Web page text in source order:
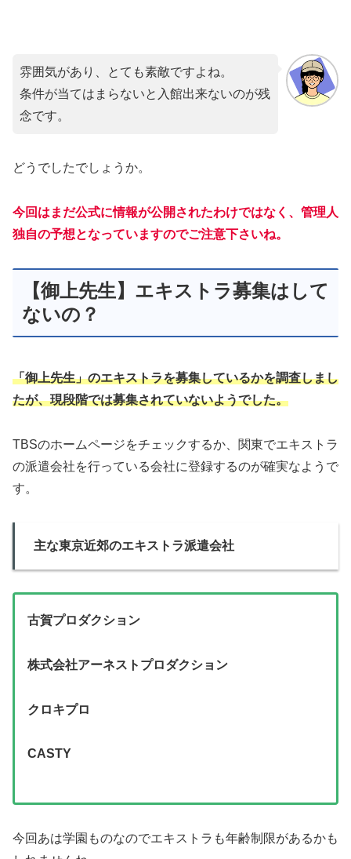
雰囲気があり、とても素敵ですよね。
条件が当てはまらないと入館出来ないのが残
念です。
どうでしたでしょうか。
今回はまだ公式に情報が公開されたわけではなく、管理人
独自の予想となっていますのでご注意下さいね。
【御上先生】エキストラ募集はして
ないの？
「御上先生」のエキストラを募集しているかを調査しまし
たが、現段階では募集されていないようでした。
TBSのホームページをチェックするか、関東でエキストラ
の派遣会社を行っている会社に登録するのが確実なようで
す。
主な東京近郊のエキストラ派遣会社
古賀プロダクション
株式会社アーネストプロダクション
クロキプロ
CASTY
今回あは学園ものなのでエキストラも年齢制限があるかも